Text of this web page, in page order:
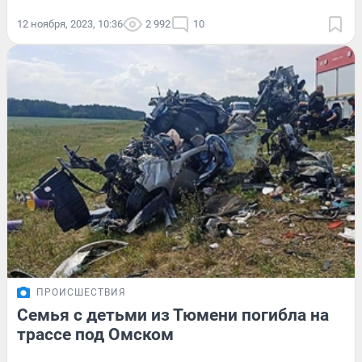
12 ноября, 2023, 10:36 2 992 10
ПРОИСШЕСТВИЯ
Семья с детьми из Тюмени погибла на
трассе под Омском